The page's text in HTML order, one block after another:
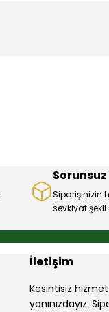
Siparişinizin
sevkiyat şekli
İletişim
Kesintisiz
yanınızdayız.